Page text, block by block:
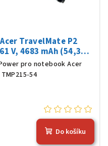
TravelMate P2
V, 4683 mAh (54,36
pro notebook Acer
54
Do košíku